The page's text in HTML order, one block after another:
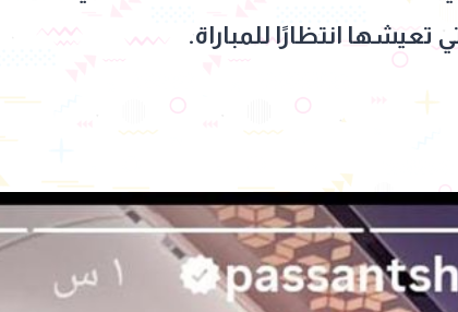
انتظارًا للمباراة.